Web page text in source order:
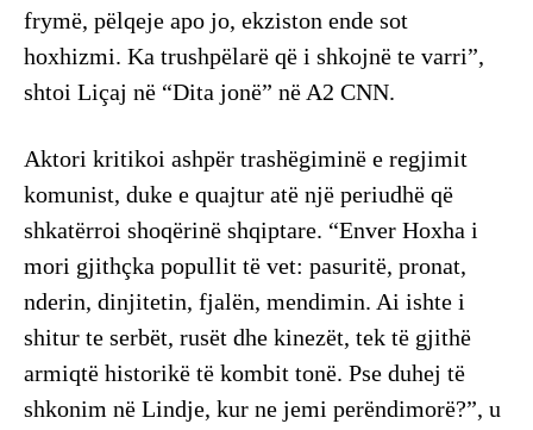
frymë, pëlqeje apo jo, ekziston ende sot
hoxhizmi. Ka trushpëlarë që i shkojnë te varri”,
shtoi Liçaj në “Dita jonë” në A2 CNN.
Aktori kritikoi ashpër trashëgiminë e regjimit
komunist, duke e quajtur atë një periudhë që
shkatërroi shoqërinë shqiptare. “Enver Hoxha i
mori gjithçka popullit të vet: pasuritë, pronat,
nderin, dinjitetin, fjalën, mendimin. Ai ishte i
shitur te serbët, rusët dhe kinezët, tek të gjithë
armiqtë historikë të kombit tonë. Pse duhej të
shkonim në Lindje, kur ne jemi perëndimorë?”, u